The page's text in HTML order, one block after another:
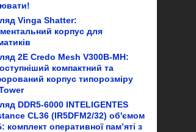
Vinga Shatter:
корпус для
2E Credo Mesh V300B-MH:
компактний та
корпус типорозміру
DDR5-6000 INTELIGENTES
CL36 (IR5DFM2/32) об'ємом
комплект оперативної пам’яті з